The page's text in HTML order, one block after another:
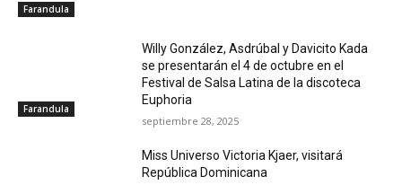
Farandula
Farandula
Willy González, Asdrúbal y Davicito Kada
se presentarán el 4 de octubre en el
Festival de Salsa Latina de la discoteca
Euphoria
septiembre 28, 2025
Miss Universo Victoria Kjaer, visitará
República Dominicana